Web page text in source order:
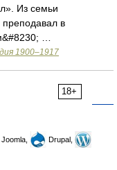
Из семьи
в
…
1900–1917
18+
Joomla,
Drupal,